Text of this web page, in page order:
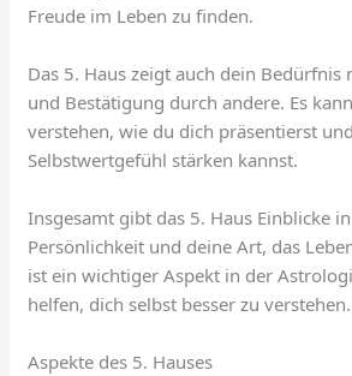
Freude im Leben zu finden.
Das 5. Haus zeigt auch dein Bedürfnis
und Bestätigung durch andere. Es
verstehen, wie du dich präsentierst
Selbstwertgefühl stärken kannst.
Insgesamt gibt das 5. Haus Einblicke
Persönlichkeit und deine Art, das
ist ein wichtiger Aspekt in der
helfen, dich selbst besser zu verstehen.
Aspekte des 5. Hauses